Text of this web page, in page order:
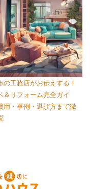
の工務店がお伝えする！
＆リフォーム完全ガイ
用・事例・選び方まで徹